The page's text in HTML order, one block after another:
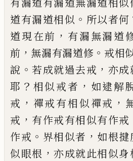
有漏道有漏道無漏道相似
道有漏道相似 。 所以者何
道現在前 ， 有漏無漏道
前 ， 無漏有漏道修 。 戒相
說 。若成就過去戒 ， 亦成
耶 ？ 相似戒者 ， 如逮解
戒 ， 禪戒有相似禪戒 ，
戒 ， 有作戒有相似有作戒
作戒 。 界相似者 ， 如根揵
似眼根 ，亦成就此相似身